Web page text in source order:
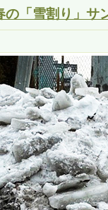
の「雪割り」サ